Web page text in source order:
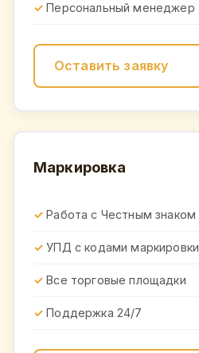
Персональный менеджер
Оставить заявку
Маркировка
Работа с Честным знаком
УПД с кодами маркировки
Все торговые площадки
Поддержка 24/7